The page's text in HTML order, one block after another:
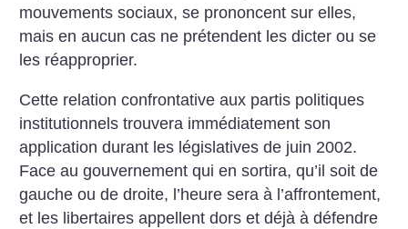
mouvements sociaux, se prononcent sur elles,
mais en aucun cas ne prétendent les dicter ou se
les réapproprier.
Cette relation confrontative aux partis politiques
institutionnels trouvera immédiatement son
application durant les législatives de juin 2002.
Face au gouvernement qui en sortira, qu’il soit de
gauche ou de droite, l’heure sera à l’affrontement,
et les libertaires appellent dors et déjà à défendre